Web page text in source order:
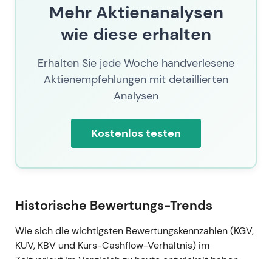
Mehr Aktienanalysen
wie diese erhalten
Erhalten Sie jede Woche handverlesene
Aktienempfehlungen mit detaillierten
Analysen
Kostenlos testen
Historische Bewertungs-Trends
Wie sich die wichtigsten Bewertungskennzahlen (KGV,
KUV, KBV und Kurs-Cashflow-Verhältnis) im